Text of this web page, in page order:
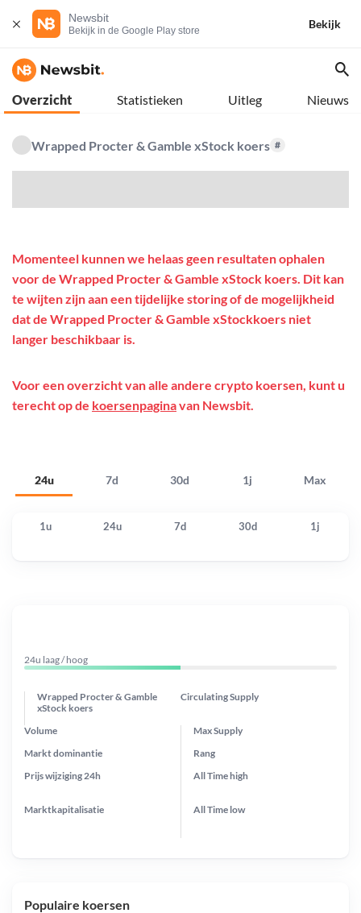
Newsbit
Bekijk in de Google Play store
Bekijk
Overzicht Statistieken Uitleg Nieuws
Wrapped Procter & Gamble xStock koers #
24u 7d 30d 1j Max
Momenteel kunnen we helaas geen resultaten ophalen
voor de Wrapped Procter & Gamble xStock koers. Dit kan
te wijten zijn aan een tijdelijke storing of de mogelijkheid
dat de Wrapped Procter & Gamble xStockkoers niet
langer beschikbaar is.
Voor een overzicht van alle andere crypto koersen, kunt u
terecht op de koersenpaginavan Newsbit.
1u 24u 7d 30d 1j
24u laag / hoog
Wrapped Procter & Gamble
xStock koers
Circulating Supply
Prijs wijziging 24h
Max Supply
Markt dominantie
Marktkapitalisatie
Volume
Rang
All Timehigh
All Time low
Populaire koersen